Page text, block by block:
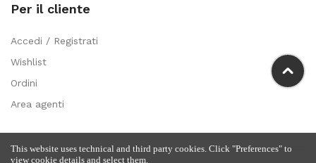
Per il cliente
Accedi / Registrati
Wishlist
Ordini
Area agenti
This website uses technical and third party cookies. Click "Preferences" to
view cookie details and select them.